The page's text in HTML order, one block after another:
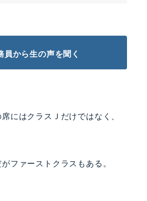
員から生の声を聞く
にはクラスＪだけではなく、
ファーストクラスもある。